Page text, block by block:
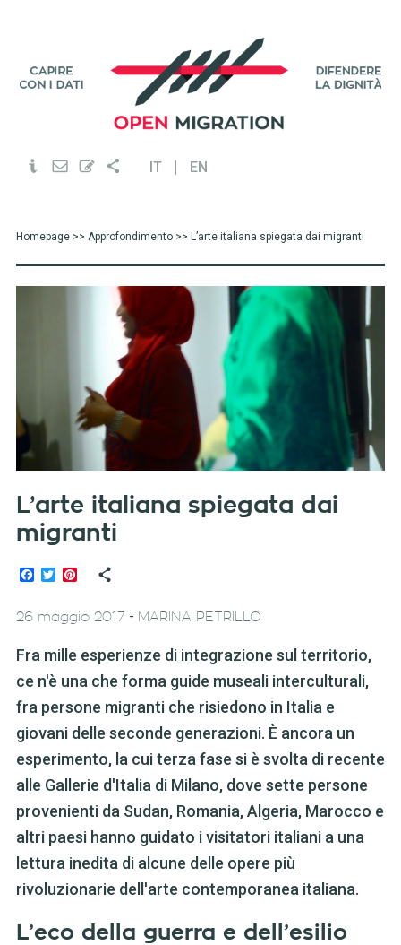
IT EN
Homepage>> Approfondimento>> L’arte italiana spiegata dai migranti
L’arte italiana spiegata dai
migranti
Facebook
TwitterPinterest
26 maggio 2017 - MARINA PETRILLO
Fra mille esperienze di integrazione sul territorio,
ce n'è una che forma guide museali interculturali,
fra persone migranti che risiedono in Italia e
giovani delle seconde generazioni. È ancora un
esperimento, la cui terza fase si è svolta di recente
alle Gallerie d'Italia di Milano, dove sette persone
provenienti da Sudan, Romania, Algeria, Marocco e
altri paesi hanno guidato i visitatori italiani a una
lettura inedita di alcune delle opere più
rivoluzionarie dell'arte contemporanea italiana.
L’eco della guerra e dell’esilio